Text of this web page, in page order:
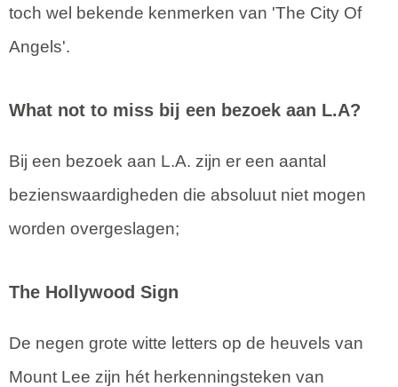
toch wel bekende kenmerken van 'The City Of
Angels'.
What not to miss bij een bezoek aan L.A?
Bij een bezoek aan L.A. zijn er een aantal
bezienswaardigheden die absoluut niet mogen
worden overgeslagen;
The Hollywood Sign
De negen grote witte letters op de heuvels van
Mount Lee zijn hét herkenningsteken van